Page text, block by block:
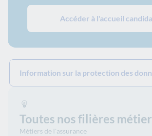
Accéder à l'accueil
Information sur la protection des
Toutes nos filières
Métiers de l'assurance